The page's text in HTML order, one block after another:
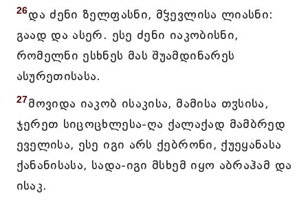
26და ძენი ზელფასნი, მჴევლისა ლიასნი:
გაად და ასერ. ესე ძენი იაკობისნი,
რომელნი ესხნეს მას შუამდინარეს
ასურეთისასა.
27მოვიდა იაკობ ისაკისა, მამისა თჳსისა,
ჯერეთ სიცოცხლესა-ღა ქალაქად მამბრედ
ეველისა, ესე იგი არს ქებრონი, ქუეყანასა
ქანანისასა, სადა-იგი მსხემ იყო აბრაჰამ და
ისაკ.